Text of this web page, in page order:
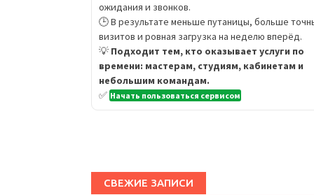
ожидания и звонков.
🕒 В результате меньше путаницы, больше
визитов и ровная загрузка на неделю вперёд.
💡 Подходит тем, кто оказывает услуги по
времени: мастерам, студиям, кабинетам и
небольшим командам.
✅ Начать пользоваться сервисом
СВЕЖИЕ ЗАПИСИ